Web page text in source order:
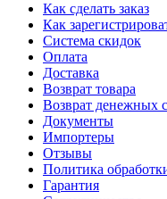
Как сделать заказ
Как
Система скидок
Оплата
Доставка
Возврат товара
Возврат денежных
Документы
Импортеры
Отзывы
Политика
Гарантия